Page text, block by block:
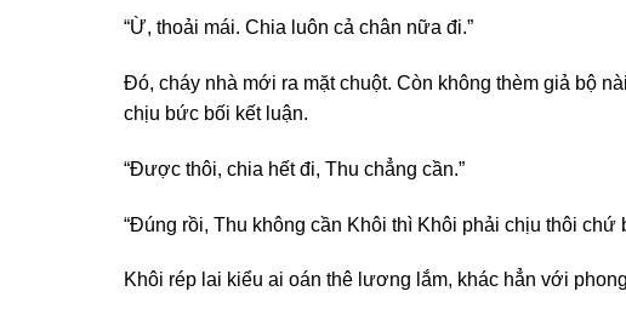
“Ừ, thoải mái. Chia luôn cả chân nữa đi.”
Đó, cháy nhà mới ra mặt chuột. Còn không thèm giả bộ
chịu bức bối kết luận.
“Được thôi, chia hết đi, Thu chẳng cần.”
“Đúng rồi, Thu không cần Khôi thì Khôi phải chịu thôi chứ
Khôi rép lai kiểu ai oán thê lương lắm, khác hẳn với